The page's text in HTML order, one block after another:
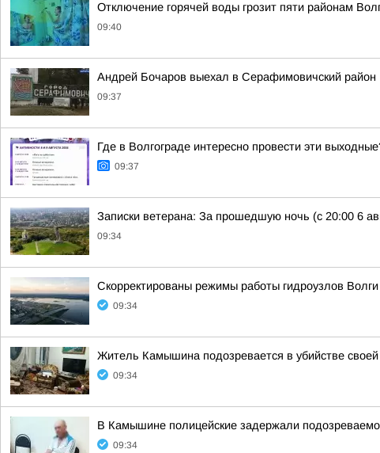
Отключение горячей воды грозит пяти районам
09:40
Андрей Бочаров выехал в Серафимовичский район
09:37
Где в Волгограде интересно провести эти
09:37
Записки ветерана: За прошедшую ночь (с 20:00 6
09:34
Скорректированы режимы работы гидроузлов
09:34
Житель Камышина подозревается в убийстве
09:34
В Камышине полицейские задержали
09:34